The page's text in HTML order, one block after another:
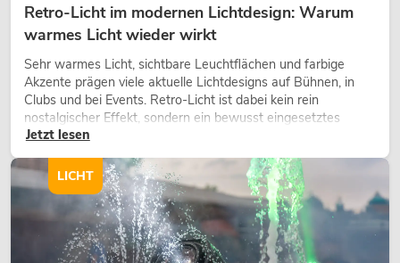
Retro-Licht im modernen Lichtdesign: Warum
warmes Licht wieder wirkt
Sehr warmes Licht, sichtbare Leuchtflächen und farbige
Akzente prägen viele aktuelle Lichtdesigns auf Bühnen, in
Clubs und bei Events. Retro-Licht ist dabei kein rein
nostalgischer Effekt, sondern ein bewusst eingesetztes
Gestaltungsmittel: Es schafft Atmosphäre, gibt Szenen
wirken lassen.
Jetzt lesen
LICHT